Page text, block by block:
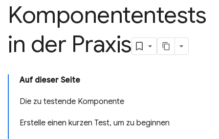
Komponententests
in der Praxis
Auf dieser Seite
Die zu testende Komponente
Erstelle einen kurzen Test, um zu beginnen